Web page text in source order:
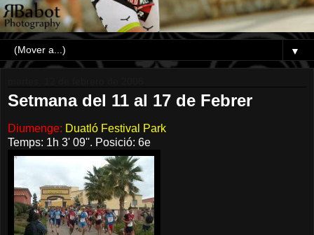
▼
Setmana del 11 al 17 de Febrer
Diumenge: Duatló Festival Park
Temps: 1h 3' 09''. Posició: 6e